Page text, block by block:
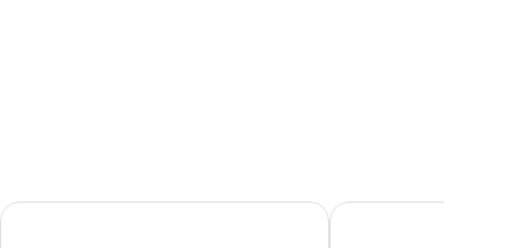
Hampton Inn by Hilton Montreal East AnjouHôtel Le Chablis